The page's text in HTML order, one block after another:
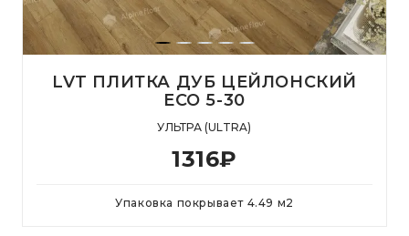
LVT ПЛИТКА ДУБ ЦЕЙЛОНСКИЙ
ЕСО 5-30
УЛЬТРА (ULTRA)
1316₽
Упаковка покрывает 4.49 м2